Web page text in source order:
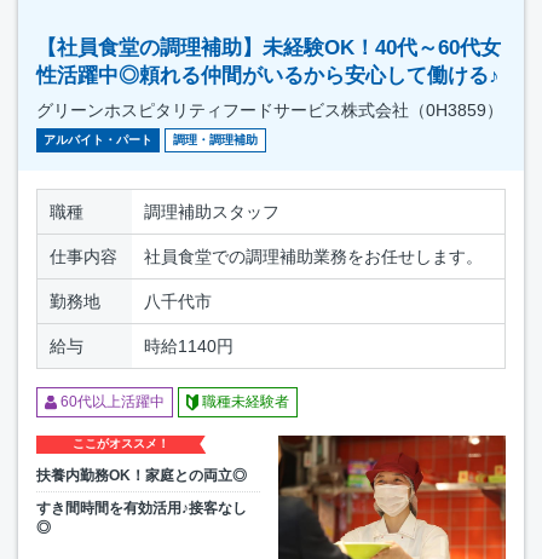
【社員食堂の調理補助】未経験OK！40代～60代女
性活躍中◎頼れる仲間がいるから安心して働ける♪
グリーンホスピタリティフードサービス株式会社（0H3859）
アルバイト・パート 調理・調理補助
職種 調理補助スタッフ
仕事内容 社員食堂での調理補助業務をお任せします。
勤務地 八千代市
給与 時給1140円
60代以上活躍中 職種未経験者
ここがオススメ！
扶養内勤務OK！家庭との両立◎
すき間時間を有効活用♪接客なし
◎